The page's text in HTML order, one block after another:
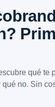
qué te
no. Sin